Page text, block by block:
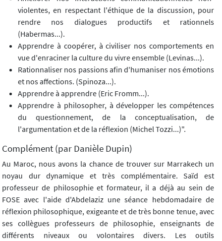
violentes, en respectant l'éthique de la discussion, pour
rendre nos dialogues productifs et rationnels
(Habermas...).
Apprendre à coopérer, à civiliser nos comportements en
vue d'enraciner la culture du vivre ensemble (Levinas...).
Rationnaliser nos passions afin d'humaniser nos émotions
et nos affections. (Spinoza...).
Apprendre à apprendre (Eric Fromm...).
Apprendre à philosopher, à développer les compétences
du questionnement, de la conceptualisation, de
l'argumentation et de la réflexion (Michel Tozzi...)".
Complément (par Danièle Dupin)
Au Maroc, nous avons la chance de trouver sur Marrakech un
noyau dur dynamique et très complémentaire. Saïd est
professeur de philosophie et formateur, il a déjà au sein de
FOSE avec l'aide d'Abdelaziz une séance hebdomadaire de
réflexion philosophique, exigeante et de très bonne tenue, avec
ses collègues professeurs de philosophie, enseignants de
différents niveaux ou volontaires divers. Les outils